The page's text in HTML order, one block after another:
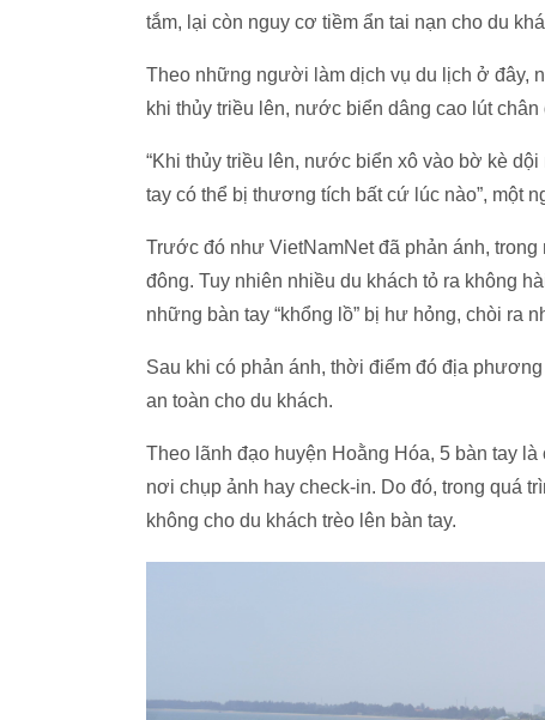
tắm, lại còn nguy cơ tiềm ẩn tai nạn cho du
Theo những người làm dịch vụ du lịch ở đây,
khi thủy triều lên, nước biển dâng cao lút
“Khi thủy triều lên, nước biển xô vào bờ kè
tay có thể bị thương tích bất cứ lúc nào”, một
Trước đó như VietNamNet đã phản ánh,
đông. Tuy nhiên nhiều du khách tỏ ra không
những bàn tay “khổng lồ” bị hư hỏng, chòi ra
Sau khi có phản ánh, thời điểm đó địa
an toàn cho du khách.
Theo lãnh đạo huyện Hoằng Hóa, 5 bàn tay
nơi chụp ảnh hay check-in. Do đó, trong quá
không cho du khách trèo lên bàn tay.